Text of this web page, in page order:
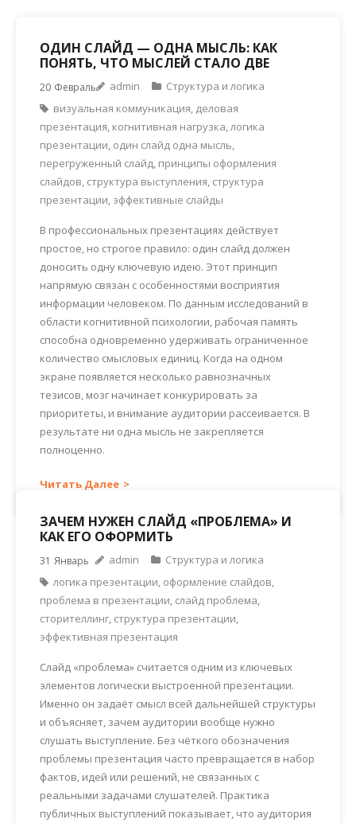
ОДИН СЛАЙД — ОДНА МЫСЛЬ: КАК
ПОНЯТЬ, ЧТО МЫСЛЕЙ СТАЛО ДВЕ
20 Февраль admin
Структура и логика
визуальная коммуникация деловая
презентация когнитивная нагрузка логика
презентации один слайд одна мысль
перегруженный слайд принципы оформления
слайдов структура выступления структура
презентации эффективные слайды
В профессиональных презентациях действует
простое, но строгое правило: один слайд должен
доносить одну ключевую идею. Этот принцип
напрямую связан с особенностями восприятия
информации человеком. По данным исследований в
области когнитивной психологии, рабочая память
способна одновременно удерживать ограниченное
количество смысловых единиц. Когда на одном
экране появляется несколько равнозначных
тезисов, мозг начинает конкурировать за
приоритеты, и внимание аудитории рассеивается. В
результате ни одна мысль не закрепляется
полноценно.
Читать Далее
ЗАЧЕМ НУЖЕН СЛАЙД «ПРОБЛЕМА» И
КАК ЕГО ОФОРМИТЬ
31 Январь admin
Структура и логика
логика презентации оформление слайдов
проблема в презентации слайд проблема
сторителлинг структура презентации
эффективная презентация
Слайд «проблема» считается одним из ключевых
элементов логически выстроенной презентации.
Именно он задаёт смысл всей дальнейшей структуры
и объясняет, зачем аудитории вообще нужно
слушать выступление. Без чёткого обозначения
проблемы презентация часто превращается в набор
фактов, идей или решений, не связанных с
реальными задачами слушателей. Практика
публичных выступлений показывает, что аудитория